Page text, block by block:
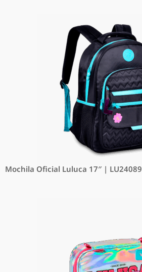
Mochila Oficial Luluca 17″ | LU24089